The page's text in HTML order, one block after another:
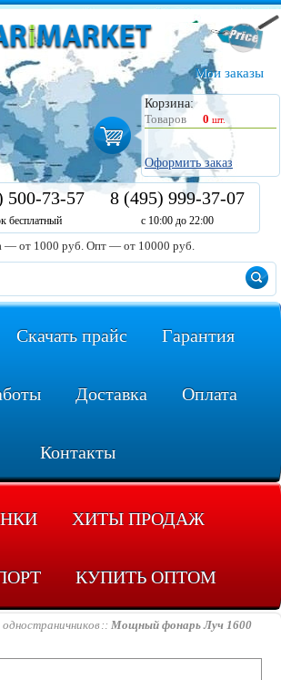
Мои заказы
Корзина:
Товаров
0 шт.
Оформить заказ
500-73-57
бесплатный
8 (495) 999-37-07
с 10:00 до 22:00
— от 1000 руб.Опт — от 10000 руб.
Скачать прайс Гарантия
Доставка Оплата
Контакты
ХИТЫ ПРОДАЖ
КУПИТЬ ОПТОМ
Мощный фонарь Луч 1600